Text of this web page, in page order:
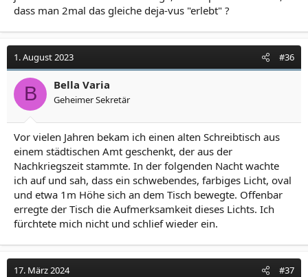
dass man 2mal das gleiche deja-vus "erlebt" ?
1. August 2023 #36
B Bella Varia
Geheimer Sekretär
Vor vielen Jahren bekam ich einen alten Schreibtisch aus
einem städtischen Amt geschenkt, der aus der
Nachkriegszeit stammte. In der folgenden Nacht wachte
ich auf und sah, dass ein schwebendes, farbiges Licht, oval
und etwa 1m Höhe sich an dem Tisch bewegte. Offenbar
erregte der Tisch die Aufmerksamkeit dieses Lichts. Ich
fürchtete mich nicht und schlief wieder ein.
17. März 2024 #37